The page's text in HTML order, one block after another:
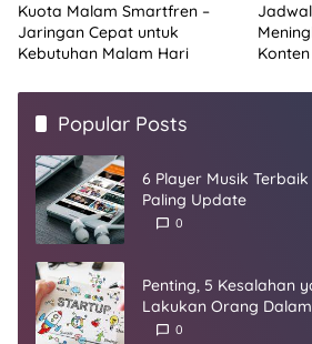
Kuota Malam Smartfren –
Jaringan Cepat untuk
Kebutuhan Malam Hari
Popular Posts
6 Player Musik
Paling Update
0
Penting, 5 Kesalahan
Lakukan Orang
Startup
0